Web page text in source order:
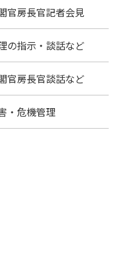
官房長官記者会見
の指示・談話など
官房長官談話など
・危機管理